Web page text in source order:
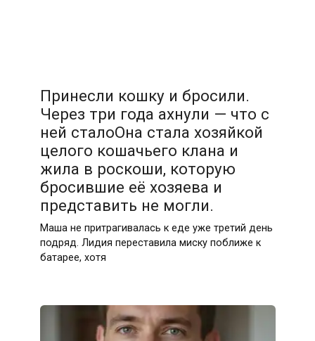
Принесли кошку и бросили.
Через три года ахнули — что с
ней сталоОна стала хозяйкой
целого кошачьего клана и
жила в роскоши, которую
бросившие её хозяева и
представить не могли.
Маша не притрагивалась к еде уже третий день
подряд. Лидия переставила миску поближе к
батарее, хотя